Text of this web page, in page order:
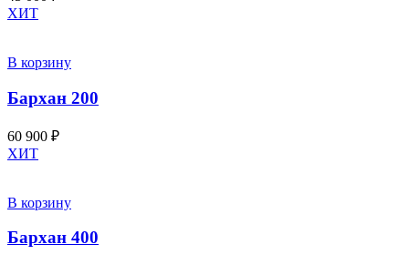
ХИТ
В корзину
Бархан 200
60 900 ₽
ХИТ
В корзину
Бархан 400